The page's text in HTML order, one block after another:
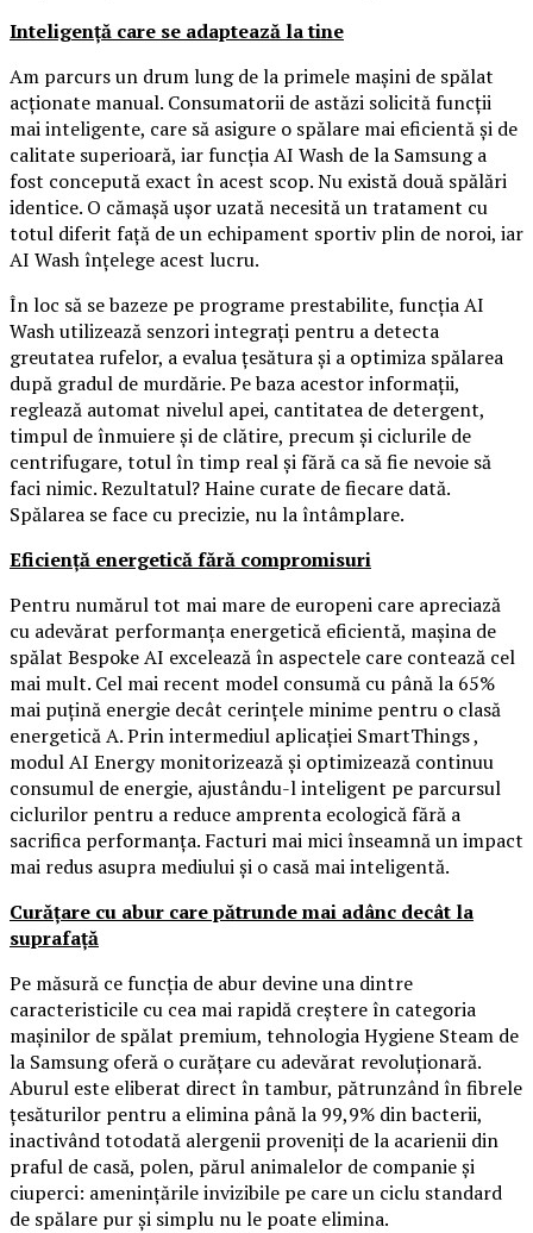
Inteligență care se adaptează la tine
Am parcurs un drum lung de la primele mașini de spălat
acționate manual. Consumatorii de astăzi solicită funcții
mai inteligente, care să asigure o spălare mai eficientă și de
calitate superioară, iar funcția AI Wash de la Samsung a
fost concepută exact în acest scop. Nu există două spălări
identice. O cămașă ușor uzată necesită un tratament cu
totul diferit față de un echipament sportiv plin de noroi, iar
AI Wash înțelege acest lucru.
În loc să se bazeze pe programe prestabilite, funcția AI
Wash utilizează senzori integrați pentru a detecta
greutatea rufelor, a evalua țesătura și a optimiza spălarea
după gradul de murdărie. Pe baza acestor informații,
reglează automat nivelul apei, cantitatea de detergent,
timpul de înmuiere și de clătire, precum și ciclurile de
centrifugare, totul în timp real și fără ca să fie nevoie să
faci nimic. Rezultatul? Haine curate de fiecare dată.
Spălarea se face cu precizie, nu la întâmplare.
Eficiență energetică fără compromisuri
Pentru numărul tot mai mare de europeni care apreciază
cu adevărat performanța energetică eficientă, mașina de
spălat Bespoke AI excelează în aspectele care contează cel
mai mult. Cel mai recent model consumă cu până la 65%
mai puțină energie decât cerințele minime pentru o clasă
energetică A. Prin intermediul aplicației SmartThings ,
modul AI Energy monitorizează și optimizează continuu
consumul de energie, ajustându-l inteligent pe parcursul
ciclurilor pentru a reduce amprenta ecologică fără a
sacrifica performanța. Facturi mai mici înseamnă un impact
mai redus asupra mediului și o casă mai inteligentă.
Curățare cu abur care pătrunde mai adânc decât la
suprafață
Pe măsură ce funcția de abur devine una dintre
caracteristicile cu cea mai rapidă creștere în categoria
mașinilor de spălat premium, tehnologia Hygiene Steam de
la Samsung oferă o curățare cu adevărat revoluționară.
Aburul este eliberat direct în tambur, pătrunzând în fibrele
țesăturilor pentru a elimina până la 99,9% din bacterii,
inactivând totodată alergenii proveniți de la acarienii din
praful de casă, polen, părul animalelor de companie și
ciuperci: amenințările invizibile pe care un ciclu standard
de spălare pur și simplu nu le poate elimina.